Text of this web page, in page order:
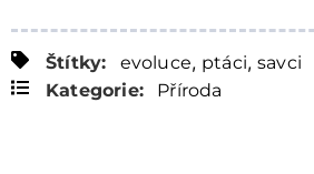
Štítky: evoluce, ptáci, savci
Kategorie:
Příroda